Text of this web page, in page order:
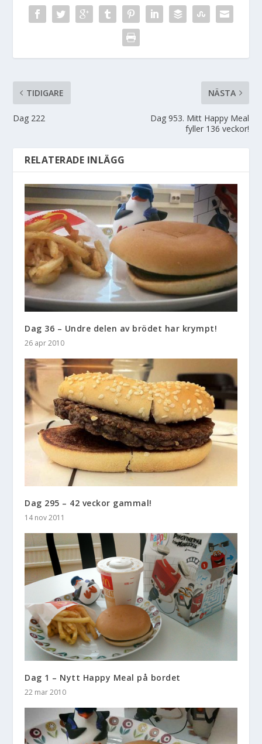
TIDIGARE
Dag 222
NÄSTA
Dag 953. Mitt Happy Meal
fyller 136 veckor!
RELATERADE INLÄGG
Dag 36 – Undre delen av brödet har krympt!
26 apr 2010
Dag 295 – 42 veckor gammal!
14 nov 2011
Dag 1 – Nytt Happy Meal på bordet
22 mar 2010